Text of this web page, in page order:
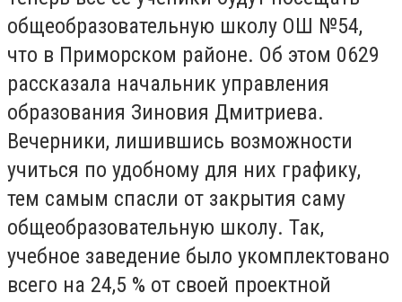
общеобразовательную школу ОШ №54,
что в Приморском районе. Об этом 0629
рассказала начальник управления
образования Зиновия Дмитриева.
Вечерники, лишившись возможности
учиться по удобному для них графику,
тем самым спасли от закрытия саму
общеобразовательную школу. Так,
учебное заведение было укомплектовано
всего на 24,5 % от своей проектной